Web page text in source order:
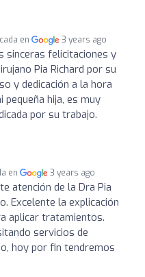
en 3 years ago
sinceras felicitaciones y
Pia Richard por su
y dedicación a la hora
hija, es muy
por su trabajo.
en 3 years ago
atención de la Dra Pia
Excelente la explicación
aplicar tratamientos.
servicios de
hoy por fin tendremos